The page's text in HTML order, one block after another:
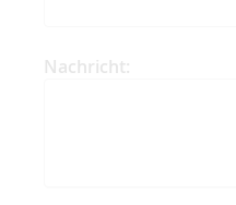
Nachricht: